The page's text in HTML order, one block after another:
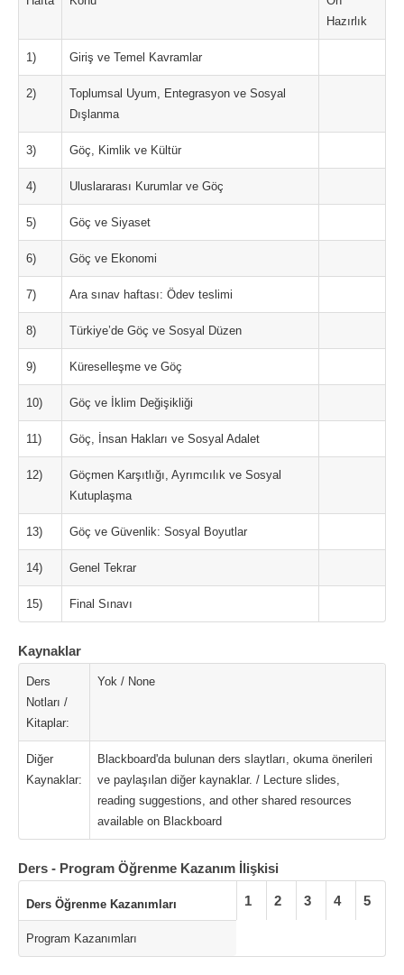
Hazırlık
1) Giriş ve Temel Kavramlar
2)
Toplumsal Uyum, Entegrasyon ve Sosyal
Dışlanma
3) Göç, Kimlik ve Kültür
4) Uluslararası Kurumlar ve Göç
5) Göç ve Siyaset
6) Göç ve Ekonomi
7) Ara sınav haftası: Ödev teslimi
8) Türkiye’de Göç ve Sosyal Düzen
9) Küreselleşme ve Göç
10) Göç ve İklim Değişikliği
11) Göç, İnsan Hakları ve Sosyal Adalet
12)
Göçmen Karşıtlığı, Ayrımcılık ve Sosyal
Kutuplaşma
13) Göç ve Güvenlik: Sosyal Boyutlar
14) Genel Tekrar
15) Final Sınavı
Kaynaklar
Ders
Notları /
Kitaplar:
Yok / None
Diğer
Kaynaklar:
Blackboard'da bulunan ders slaytları, okuma önerileri
ve paylaşılan diğer kaynaklar. / Lecture slides,
reading suggestions, and other shared resources
available on Blackboard
Ders - Program Öğrenme Kazanım İlişkisi
Ders Öğrenme Kazanımları 1 2 3 4 5
Program Kazanımları